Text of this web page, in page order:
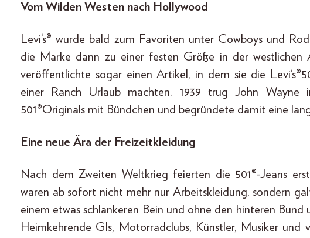
Vom Wilden Westen nach Hollywood
Levi‘s® wurde bald zum Favoriten unter Cowboys und
die Marke dann zu einer festen Größe in der westlichen
veröffentlichte sogar einen Artikel, in dem sie die
einer Ranch Urlaub machten. 1939 trug John Wayne
501®Originals mit Bündchen und begründete damit eine
Eine neue Ära der Freizeitkleidung
Nach dem Zweiten Weltkrieg feierten die 501®-Jeans
waren ab sofort nicht mehr nur Arbeitskleidung, sondern
einem etwas schlankeren Bein und ohne den hinteren
Heimkehrende GIs, Motorradclubs, Künstler, Musiker und